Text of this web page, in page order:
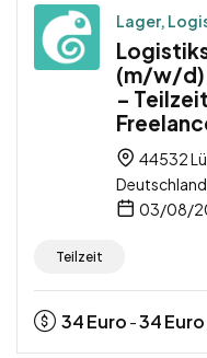
Lager,
(m/w/d)
–
44532
Deutschland
03/08/
Teilzeit
34Euro -34Euro